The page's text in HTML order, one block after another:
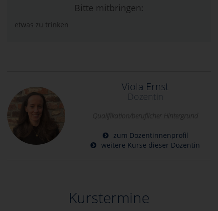
Bitte mitbringen:
etwas zu trinken
Viola Ernst
Dozentin
zum Dozentinnenprofil
weitere Kurse dieser Dozentin
Kurstermine